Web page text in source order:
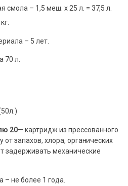
смола – 1,5 меш. х 25 л. = 37,5 л.
– 5 лет.
70 л.
20— картридж из прессованного
запахов, хлора, органических
задерживать механические
– не более 1 года.